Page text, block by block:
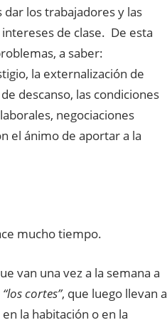
los trabajadores y las
de clase. De esta
a saber:
la externalización de
descanso, las condiciones
negociaciones
el ánimo de aportar a la
mucho tiempo.
van una vez a la semana a
“los cortes”, que luego llevan a
la habitación o en la